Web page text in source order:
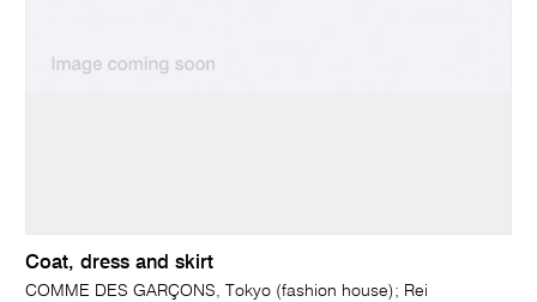
Coat, dress and skirt
COMME DES GARÇONS, Tokyo (fashion house); Rei